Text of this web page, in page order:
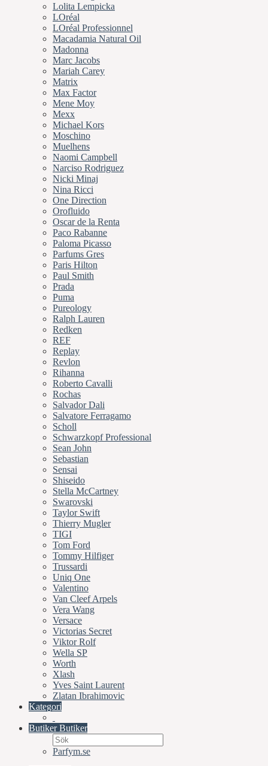
Lolita Lempicka
LOréal
LOréal Professionnel
Macadamia Natural Oil
Madonna
Marc Jacobs
Mariah Carey
Matrix
Max Factor
Mene Moy
Mexx
Michael Kors
Moschino
Muelhens
Naomi Campbell
Narciso Rodriguez
Nicki Minaj
Nina Ricci
One Direction
Orofluido
Oscar de la Renta
Paco Rabanne
Paloma Picasso
Parfums Gres
Paris Hilton
Paul Smith
Prada
Puma
Pureology
Ralph Lauren
Redken
REF
Replay
Revlon
Rihanna
Roberto Cavalli
Rochas
Salvador Dali
Salvatore Ferragamo
Scholl
Schwarzkopf Professional
Sean John
Sebastian
Sensai
Shiseido
Stella McCartney
Swarovski
Taylor Swift
Thierry Mugler
TIGI
Tom Ford
Tommy Hilfiger
Trussardi
Uniq One
Valentino
Van Cleef Arpels
Vera Wang
Versace
Victorias Secret
Viktor Rolf
Wella SP
Worth
Xlash
Yves Saint Laurent
Zlatan Ibrahimovic
Kategori
ButikerButiker
Parfym.se